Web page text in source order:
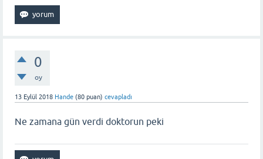
0
oy
13 Eylül 2018 Hande (80 puan) cevapladı
Ne zamana gün verdi doktorun peki